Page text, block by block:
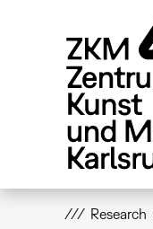
Research